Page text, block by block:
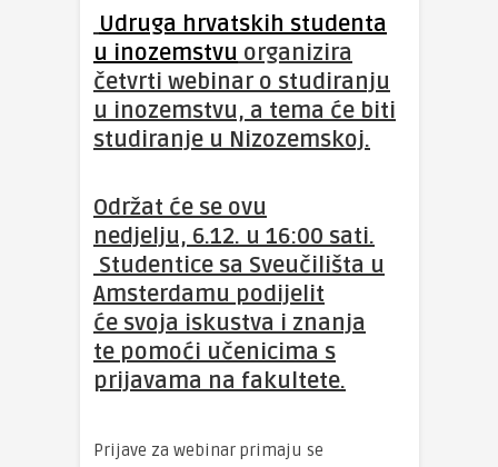
Udruga hrvatskih studenta
u inozemstvu organizira
četvrti webinar o studiranju
u inozemstvu, a tema će biti
studiranje u Nizozemskoj.
Održat će se ovu
nedjelju, 6.12. u 16:00 sati.
Studentice sa Sveučilišta u
Amsterdamu podijelit
će svoja iskustva i znanja
te pomoći učenicima s
prijavama na fakultete.
Prijave za webinar primaju se